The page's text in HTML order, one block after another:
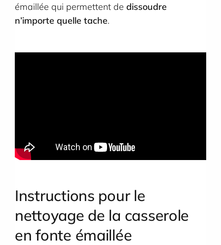
émaillée qui permettent de dissoudre
n’importe quelle tache.
Instructions pour le
nettoyage de la casserole
en fonte émaillée